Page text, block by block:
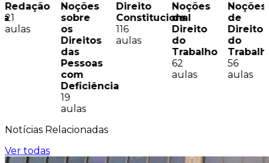
Redação
21
aulas
Noções
sobre
os
Direitos
das
Pessoas
com
Deficiência
19
aulas
Direito
Constitucional
116
aulas
Noções
de
Direito
do
Trabalho
62
aulas
Noções
de
Direito
do
56
aulas
Notícias Relacionadas
Ver todas